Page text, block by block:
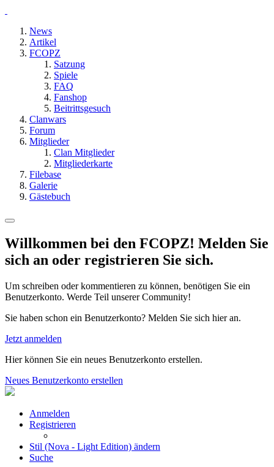
News
Artikel
FCOPZ
Satzung
Spiele
FAQ
Fanshop
Beitrittsgesuch
Clanwars
Forum
Mitglieder
Clan Mitglieder
Mitgliederkarte
Filebase
Galerie
Gästebuch
Willkommen bei den FCOPZ! Melden Sie
sich an oder registrieren Sie sich.
Um schreiben oder kommentieren zu können, benötigen Sie ein
Benutzerkonto. Werde Teil unserer Community!
Sie haben schon ein Benutzerkonto? Melden Sie sich hier an.
Jetzt anmelden
Hier können Sie ein neues Benutzerkonto erstellen.
Neues Benutzerkonto erstellen
Anmelden
Registrieren
Stil (Nova - Light Edition) ändern
Suche